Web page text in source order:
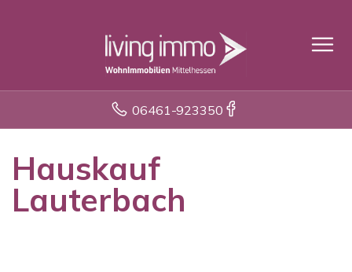
06461-923350
Hauskauf
Lauterbach